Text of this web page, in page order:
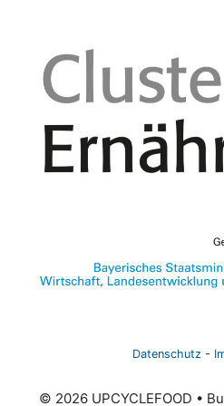
Datenschutz -
© 2026 UPCYCLEFOOD •